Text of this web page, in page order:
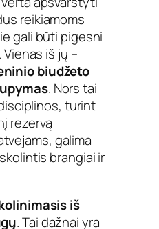
reikiamoms
gali būti pigesni
iš jų –
biudžeto
. Nors tai
turint
rezervą
galima
brangiai ir
iš
. Tai dažnai yra